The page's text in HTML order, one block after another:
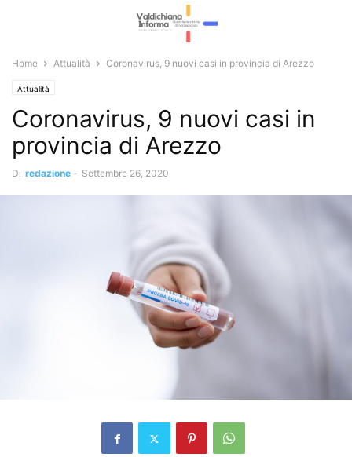
Home Attualità Coronavirus, 9 nuovi casi in provincia di Arezzo
Attualità
Coronavirus, 9 nuovi casi in
provincia di Arezzo
Di redazione - Settembre 26, 2020